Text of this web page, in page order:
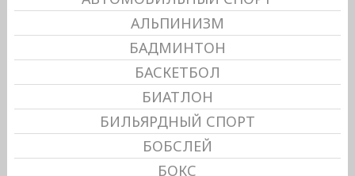
АЛЬПИНИЗМ
БАДМИНТОН
БАСКЕТБОЛ
БИАТЛОН
БИЛЬЯРДНЫЙ СПОРТ
БОБСЛЕЙ
БОКС